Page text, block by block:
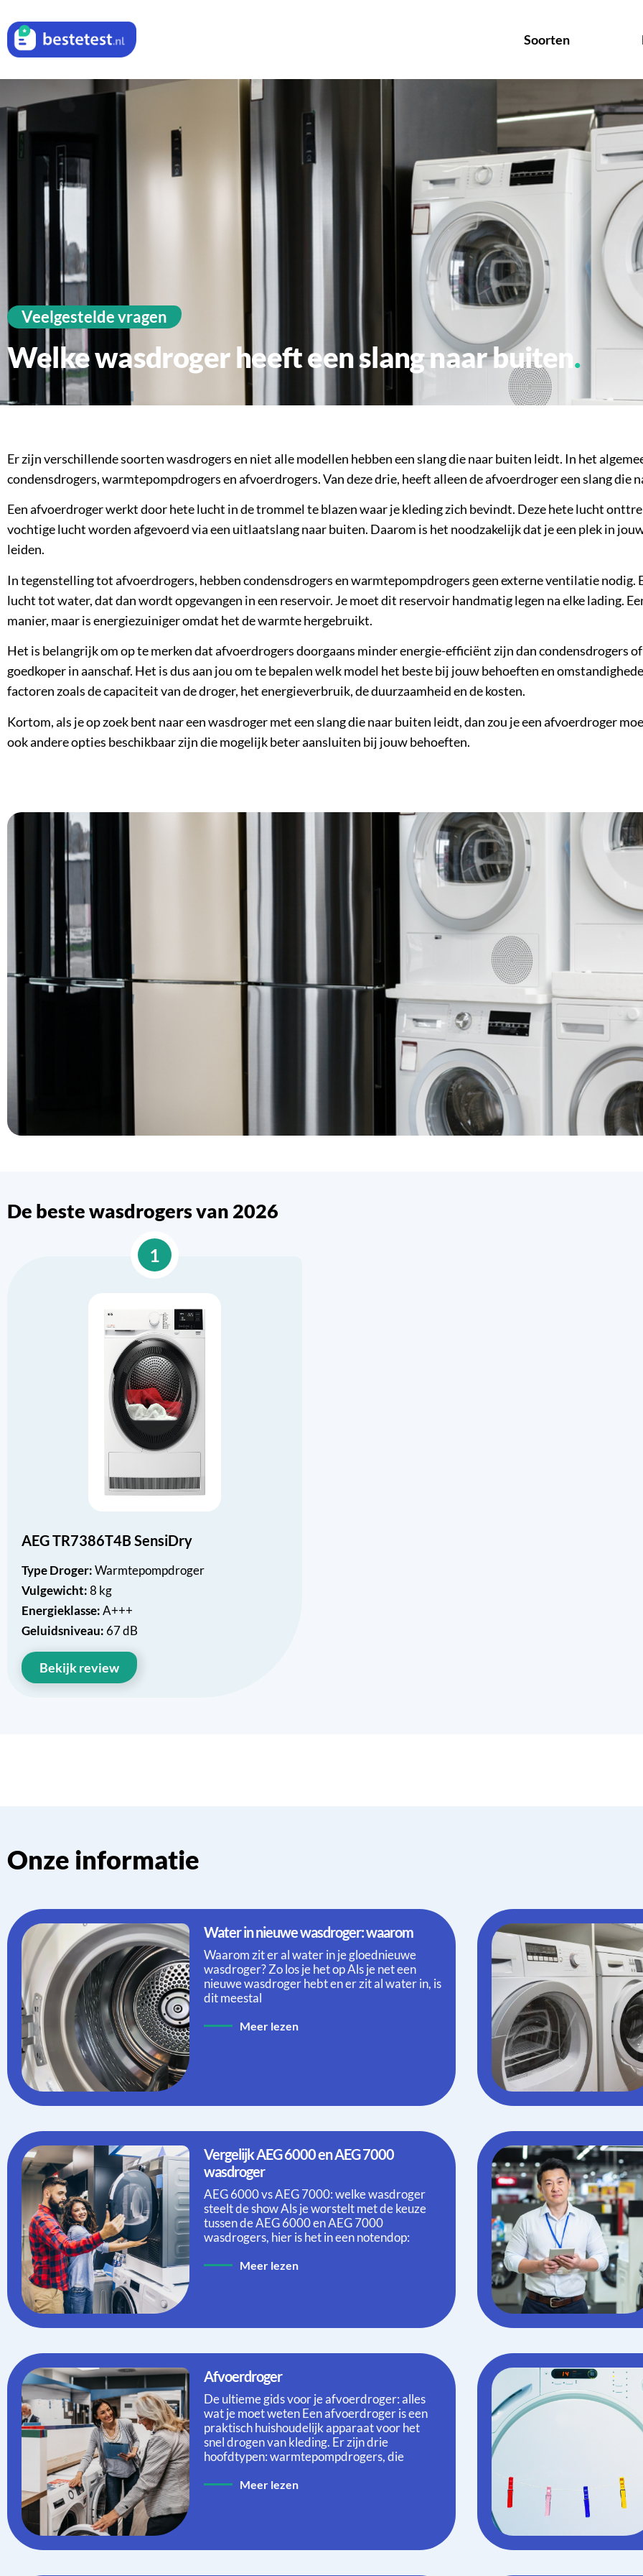
Soorten
Veelgestelde vragen
Welke wasdroger heeft een slang naar buiten
Er zijn verschillende soorten wasdrogers en niet alle modellen hebben een slang die naar buiten leidt. In het
condensdrogers, warmtepompdrogers en afvoerdrogers. Van deze drie, heeft alleen de afvoerdroger een slang die
Een afvoerdroger werkt door hete lucht in de trommel te blazen waar je kleding zich bevindt. Deze hete lucht
vochtige lucht worden afgevoerd via een uitlaatslang naar buiten. Daarom is het noodzakelijk dat je een plek in
leiden.
In tegenstelling tot afvoerdrogers, hebben condensdrogers en warmtepompdrogers geen externe ventilatie nodig.
lucht tot water, dat dan wordt opgevangen in een reservoir. Je moet dit reservoir handmatig legen na elke lading.
manier, maar is energiezuiniger omdat het de warmte hergebruikt.
Het is belangrijk om op te merken dat afvoerdrogers doorgaans minder energie-efficiënt zijn dan condensdrogers
goedkoper in aanschaf. Het is dus aan jou om te bepalen welk model het beste bij jouw behoeften en
factoren zoals de capaciteit van de droger, het energieverbruik, de duurzaamheid en de kosten.
Kortom, als je op zoek bent naar een wasdroger met een slang die naar buiten leidt, dan zou je een afvoerdroger
ook andere opties beschikbaar zijn die mogelijk beter aansluiten bij jouw behoeften.
De beste wasdrogers van 2026
1
AEG TR7386T4B SensiDry
Type Droger:Warmtepompdroger
Vulgewicht:8 kg
Energieklasse:A+++
Geluidsniveau: 67 dB
Bekijk review
Onze informatie
Water in nieuwe wasdroger: waarom
Waarom zit er al water in je gloednieuwe
wasdroger? Zo los je het op Als je net een
nieuwe wasdroger hebt en er zit al water in, is
dit meestal
Meer lezen
Vergelijk AEG 6000 en AEG 7000
wasdroger
AEG 6000 vs AEG 7000: welke wasdroger
steelt de show Als je worstelt met de keuze
tussen de AEG 6000 en AEG 7000
wasdrogers, hier is het in een notendop:
Meer lezen
Afvoerdroger
De ultieme gids voor je afvoerdroger: alles
wat je moet weten Een afvoerdroger is een
praktisch huishoudelijk apparaat voor het
snel drogen van kleding. Er zijn drie
hoofdtypen: warmtepompdrogers, die
Meer lezen